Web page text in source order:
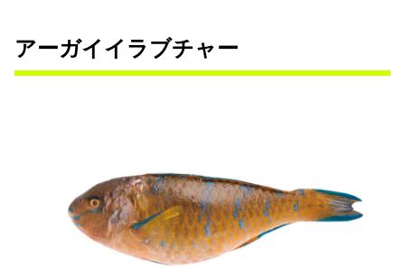
アーガイイラブチャー